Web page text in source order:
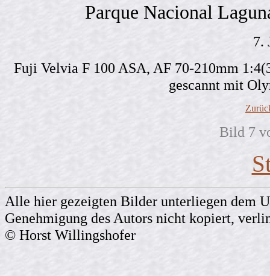
Parque Nacional
7.
Fuji Velvia F 100 ASA, AF 70-210mm
gescannt mit
Bild 7
Alle hier gezeigten Bilder unterliegen dem
Genehmigung des Autors nicht kopiert,
© Horst Willingshofer